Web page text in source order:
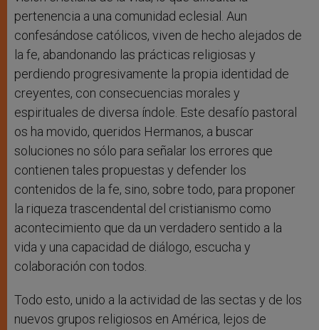
pertenencia a una comunidad eclesial. Aun
confesándose católicos, viven de hecho alejados de
la fe, abandonando las prácticas religiosas y
perdiendo progresivamente la propia identidad de
creyentes, con consecuencias morales y
espirituales de diversa índole. Este desafío pastoral
os ha movido, queridos Hermanos, a buscar
soluciones no sólo para señalar los errores que
contienen tales propuestas y defender los
contenidos de la fe, sino, sobre todo, para proponer
la riqueza trascendental del cristianismo como
acontecimiento que da un verdadero sentido a la
vida y una capacidad de diálogo, escucha y
colaboración con todos.
Todo esto, unido a la actividad de las sectas y de los
nuevos grupos religiosos en América, lejos de